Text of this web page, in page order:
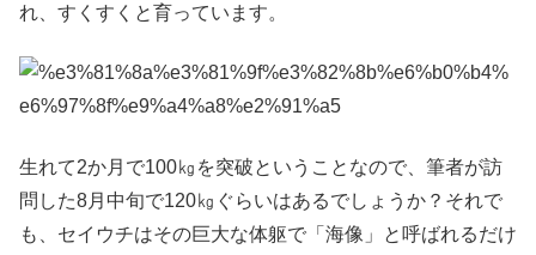
れ、すくすくと育っています。
生れて2か月で100㎏を突破ということなので、筆者が訪
問した8月中旬で120㎏ぐらいはあるでしょうか？それで
も、セイウチはその巨大な体躯で「海像」と呼ばれるだけ